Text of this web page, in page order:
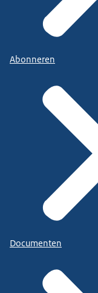
Abonneren
Documenten